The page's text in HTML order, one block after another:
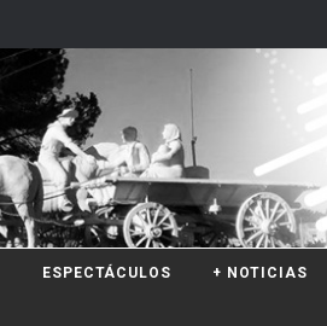
ESPECTÁCULOS + NOTICIAS